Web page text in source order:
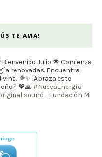
TE AMA!
Julio 🌟 Comienza
renovadas. Encuentra
🌞✨ ¡Abraza este
💖🙏#NuevaEnergía
sound - Fundación Mi